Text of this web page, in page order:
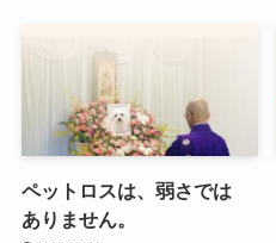
ペットロスは、​弱さでは​
ありません。